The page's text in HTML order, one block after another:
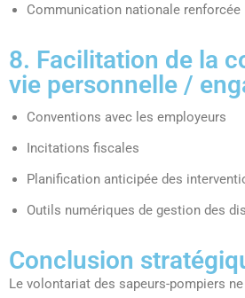
Communication nationale renforcée
8. Facilitation de la
vie personnelle /
Conventions avec les employeurs
Incitations fiscales
Planification anticipée des
Outils numériques de gestion des
Conclusion
Le volontariat des sapeurs-pompiers